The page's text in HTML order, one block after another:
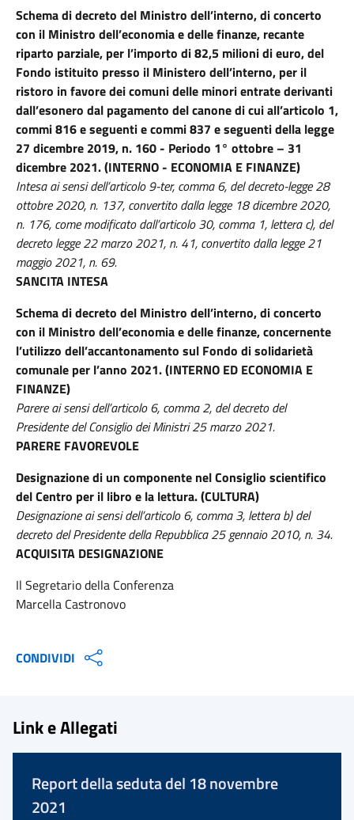
Schema di decreto del Ministro dell’interno, di concerto
con il Ministro dell’economia e delle finanze, recante
riparto parziale, per l’importo di 82,5 milioni di euro, del
Fondo istituito presso il Ministero dell’interno, per il
ristoro in favore dei comuni delle minori entrate derivanti
dall’esonero dal pagamento del canone di cui all’articolo 1,
commi 816 e seguenti e commi 837 e seguenti della legge
27 dicembre 2019, n. 160 - Periodo 1° ottobre – 31
dicembre 2021. (INTERNO - ECONOMIA E FINANZE)
Intesa ai sensi dell’articolo 9-ter, comma 6, del decreto-legge 28
ottobre 2020, n. 137, convertito dalla legge 18 dicembre 2020,
n. 176, come modificato dall’articolo 30, comma 1, lettera c), del
decreto legge 22 marzo 2021, n. 41, convertito dalla legge 21
maggio 2021, n. 69.
SANCITA INTESA
Schema di decreto del Ministro dell’interno, di concerto
con il Ministro dell’economia e delle finanze, concernente
l’utilizzo dell’accantonamento sul Fondo di solidarietà
comunale per l’anno 2021. (INTERNO ED ECONOMIA E
FINANZE)
Parere ai sensi dell’articolo 6, comma 2, del decreto del
Presidente del Consiglio dei Ministri 25 marzo 2021.
PARERE FAVOREVOLE
Designazione di un componente nel Consiglio scientifico
del Centro per il libro e la lettura. (CULTURA)
Designazione ai sensi dell’articolo 6, comma 3, lettera b) del
decreto del Presidente della Repubblica 25 gennaio 2010, n. 34.
ACQUISITA DESIGNAZIONE
Il Segretario della Conferenza
Marcella Castronovo
CONDIVIDI
Link e Allegati
Report della seduta del 18 novembre
2021